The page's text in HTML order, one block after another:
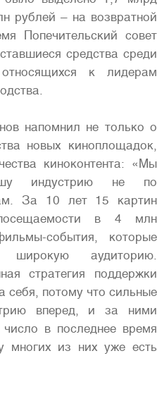
рублей – на возвратной
Попечительский совет
средства среди
к лидерам
напомнил не только о
новых киноплощадок,
киноконтента: «Мы
индустрию не по
За 10 лет 15 картин
в 4 млн
события, которые
широкую аудиторию.
стратегия поддержки
себя, потому что сильные
вперед, и за ними
в последнее время
многих из них уже есть